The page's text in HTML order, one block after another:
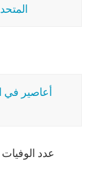
أعاصير في
عدد